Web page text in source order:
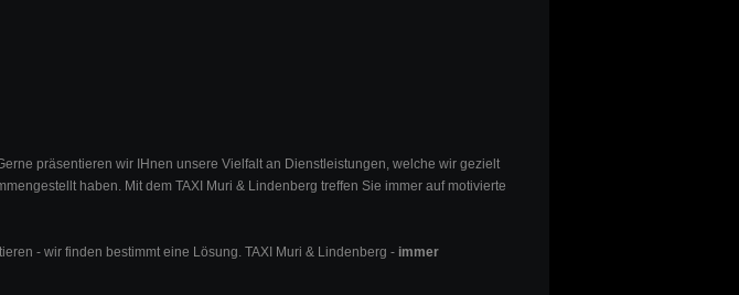
präsentieren wir IHnen unsere Vielfalt an Dienstleistungen, welche wir gezielt
haben. Mit dem TAXI Muri & Lindenberg treffen Sie immer auf motivierte
- wir finden bestimmt eine Lösung. TAXI Muri & Lindenberg - immer